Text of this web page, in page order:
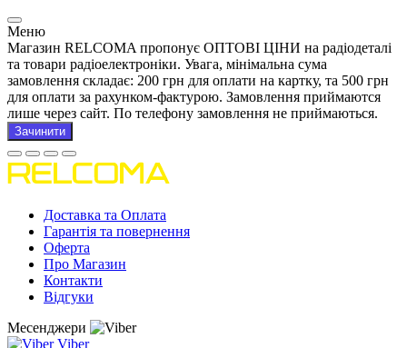
Меню
Магазин RELCOMA пропонує ОПТОВІ ЦІНИ на радіодеталі
та товари радіоелектроніки. Увага, мінімальна сума
замовлення складає: 200 грн для оплати на картку, та 500 грн
для оплати за рахунком-фактурою. Замовлення приймаются
лише через сайт. По телефону замовлення не приймаються.
Зачинити
Доставка та Оплата
Гарантія та повернення
Оферта
Про Магазин
Контакти
Відгуки
Месенджери
Viber